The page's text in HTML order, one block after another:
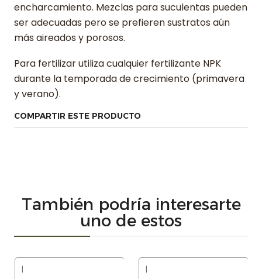
encharcamiento. Mezclas para suculentas pueden
ser adecuadas pero se prefieren sustratos aún
más aireados y porosos.
Para fertilizar utiliza cualquier fertilizante NPK
durante la temporada de crecimiento (primavera
y verano).
COMPARTIR ESTE PRODUCTO
También podría interesarte
uno de estos
| |